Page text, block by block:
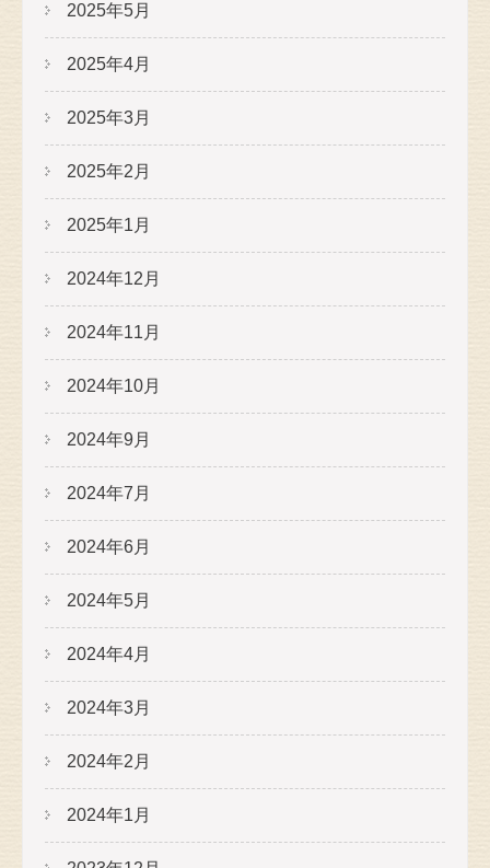
2025年5月
2025年4月
2025年3月
2025年2月
2025年1月
2024年12月
2024年11月
2024年10月
2024年9月
2024年7月
2024年6月
2024年5月
2024年4月
2024年3月
2024年2月
2024年1月